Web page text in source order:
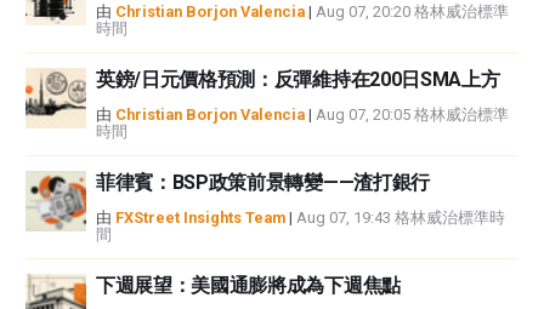
由 Christian Borjon Valencia | Aug 07, 20:20 格林威治標準
時間
英鎊/日元價格預測：反彈維持在200日SMA上方
由 Christian Borjon Valencia | Aug 07, 20:05 格林威治標準
時間
菲律賓：BSP政策前景轉變——渣打銀行
由 FXStreet Insights Team | Aug 07, 19:43 格林威治標準時
間
下週展望：美國通膨將成為下週焦點